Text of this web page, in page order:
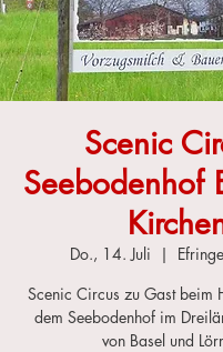
Scenic
Seebodenhof
Do., 14. Juli
  |
Scenic Circus zu Gast beim
dem Seebodenhof im
von Basel und